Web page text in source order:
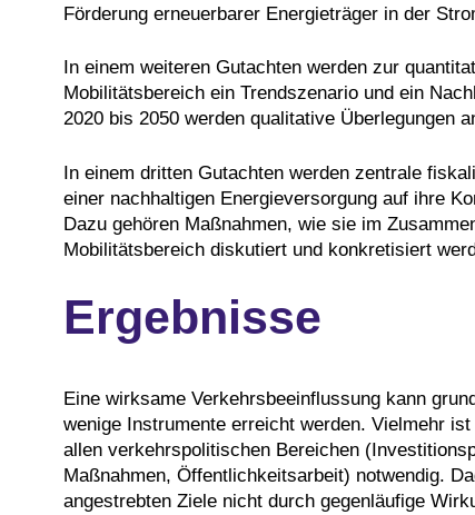
Förderung erneuerbarer Energieträger in der
In einem weiteren Gutachten werden zur
Mobilitätsbereich ein Trendszenario und ein
2020 bis 2050 werden qualitative Überlegungen
In einem dritten Gutachten werden zentrale
einer nachhaltigen Energieversorgung auf ihre
Dazu gehören Maßnahmen, wie sie im
Mobilitätsbereich diskutiert und konkretisiert
Ergebnisse
Eine wirksame Verkehrsbeeinflussung kann
wenige Instrumente erreicht werden. Vielmehr
allen verkehrspolitischen Bereichen
Maßnahmen, Öffentlichkeitsarbeit) notwendig.
angestrebten Ziele nicht durch gegenläufige